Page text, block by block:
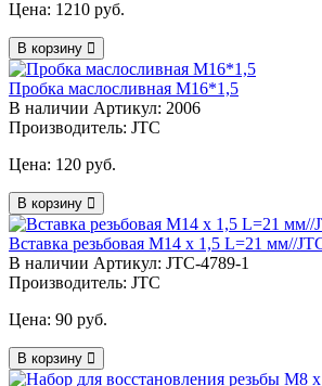
Цена: 1210 руб.
В корзину
Пробка маслосливная М16*1,5
В наличии Артикул: 2006
Производитель: JTC
Цена: 120 руб.
В корзину
Вставка резьбовая М14 х 1,5 L=21 мм//
В наличии Артикул: JTC-4789-1
Производитель: JTC
Цена: 90 руб.
В корзину